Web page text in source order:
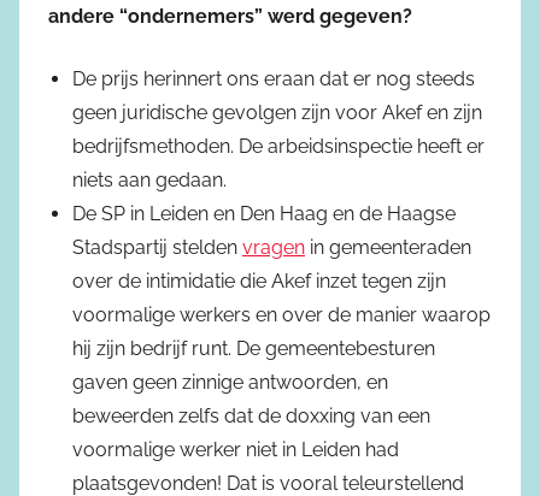
andere “ondernemers” werd gegeven?
De prijs herinnert ons eraan dat er nog steeds
geen juridische gevolgen zijn voor Akef en zijn
bedrijfsmethoden. De arbeidsinspectie heeft er
niets aan gedaan.
De SP in Leiden en Den Haag en de Haagse
Stadspartij stelden vragen in gemeenteraden
over de intimidatie die Akef inzet tegen zijn
voormalige werkers en over de manier waarop
hij zijn bedrijf runt. De gemeentebesturen
gaven geen zinnige antwoorden, en
beweerden zelfs dat de doxxing van een
voormalige werker niet in Leiden had
plaatsgevonden! Dat is vooral teleurstellend